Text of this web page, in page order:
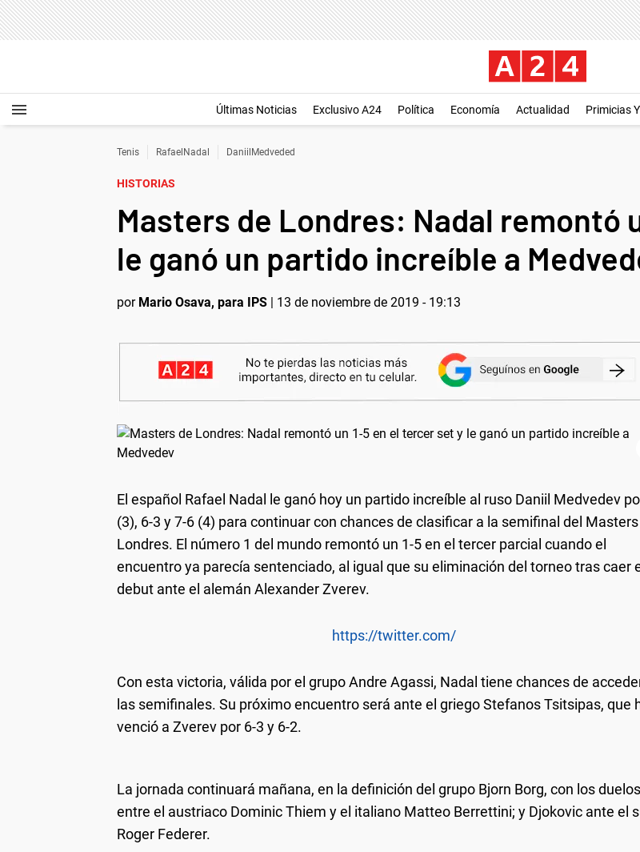
Últimas Noticias Exclusivo A24 Política Economía Actualidad Primicias
Tenis RafaelNadal DaniilMedveded
HISTORIAS
Masters de Londres: Nadal remontó
le ganó un partido increíble a
por Mario Osava, para IPS | 13 de noviembre de 2019 - 19:13
El español Rafael Nadal le ganó hoy un partido increíble al ruso Daniil Medvedev
(3), 6-3 y 7-6 (4) para continuar con chances de clasificar a la semifinal del
Londres. El número 1 del mundo remontó un 1-5 en el tercer parcial cuando el
encuentro ya parecía sentenciado, al igual que su eliminación del torneo tras caer
debut ante el alemán Alexander Zverev.
https://twitter.com/
Con esta victoria, válida por el grupo Andre Agassi, Nadal tiene chances de
las semifinales. Su próximo encuentro será ante el griego Stefanos Tsitsipas, que
venció a Zverev por 6-3 y 6-2.
La jornada continuará mañana, en la definición del grupo Bjorn Borg, con los duelos
entre el austriaco Dominic Thiem y el italiano Matteo Berrettini; y Djokovic ante el
Roger Federer.